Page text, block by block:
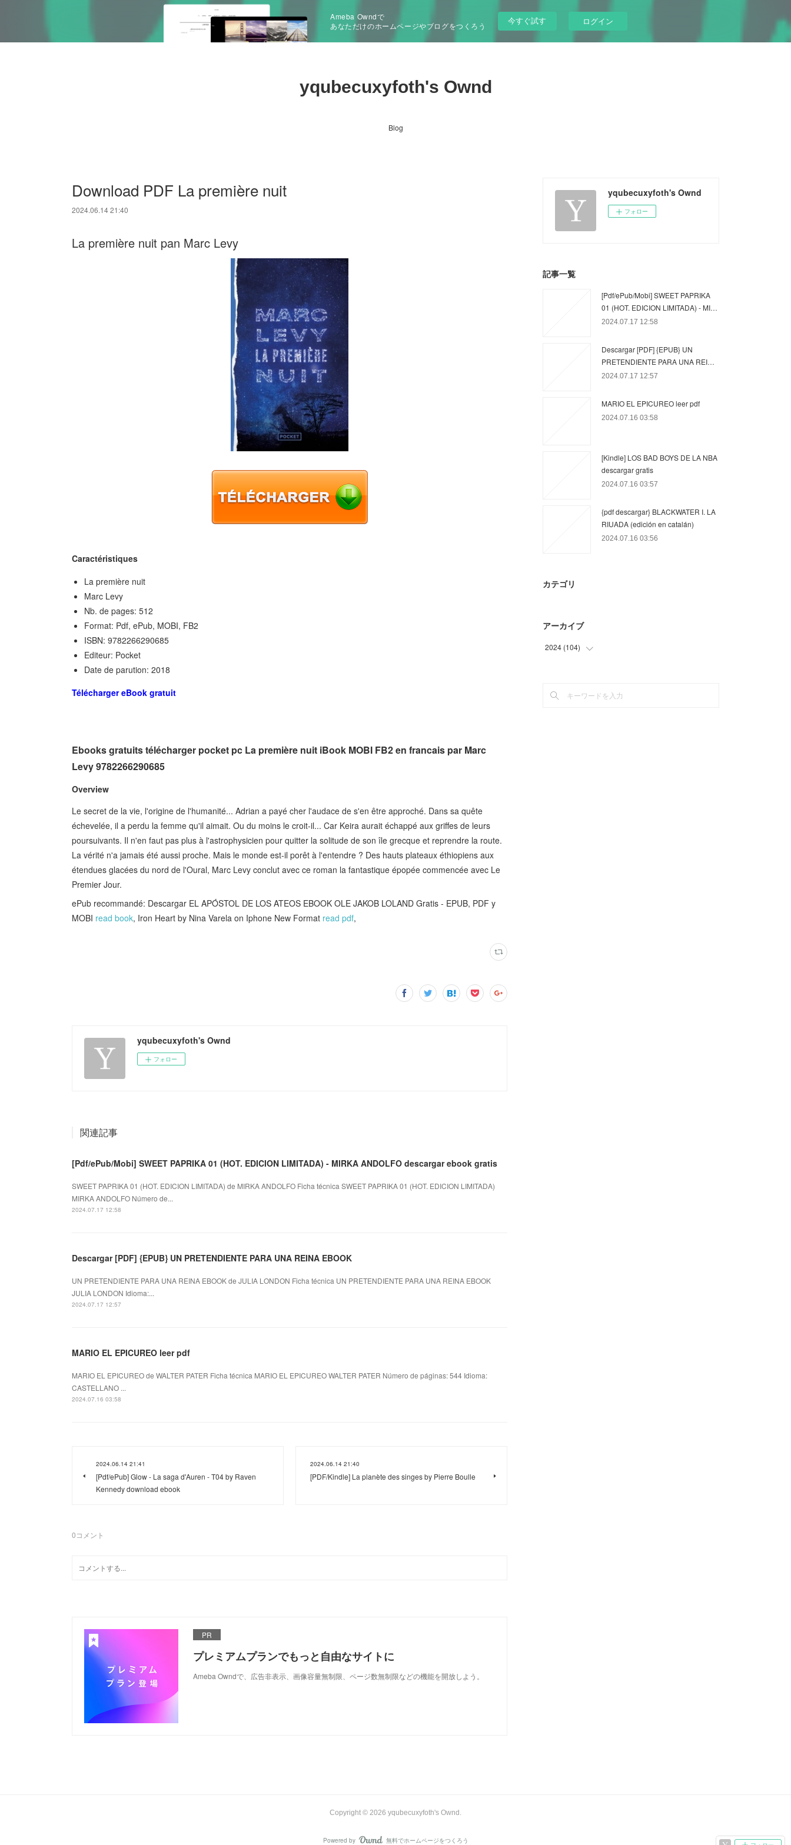
Ameba Owndで
あなただけのホームページやブログをつくろう
今すぐ試す ログイン
yqubecuxyfoth's Ownd
Blog
Download PDF La première nuit
2024.06.14 21:40
La première nuit pan Marc Levy
Caractéristiques
La première nuit
Marc Levy
Nb. de pages: 512
Format: Pdf, ePub, MOBI, FB2
ISBN: 9782266290685
Editeur: Pocket
Date de parution: 2018
Télécharger eBook gratuit
Ebooks gratuits télécharger pocket pc La première nuit iBook MOBI FB2 en francais par Marc
Levy 9782266290685
Overview
Le secret de la vie, l'origine de l'humanité... Adrian a payé cher l'audace de s'en être approché. Dans sa quête
échevelée, il a perdu la femme qu'il aimait. Ou du moins le croit-il... Car Keira aurait échappé aux griffes de leurs
poursuivants. Il n'en faut pas plus à l'astrophysicien pour quitter la solitude de son île grecque et reprendre la route.
La vérité n'a jamais été aussi proche. Mais le monde est-il porêt à l'entendre ? Des hauts plateaux éthiopiens aux
étendues glacées du nord de l'Oural, Marc Levy conclut avec ce roman la fantastique épopée commencée avec Le
Premier Jour.
ePub recommandé: Descargar EL APÓSTOL DE LOS ATEOS EBOOK OLE JAKOB LOLAND Gratis - EPUB, PDF y
MOBI read book, Iron Heart by Nina Varela on Iphone New Format read pdf,
yqubecuxyfoth's Ownd
フォロー
関連記事
[Pdf/ePub/Mobi] SWEET PAPRIKA 01 (HOT. EDICION LIMITADA) - MIRKA ANDOLFO descargar ebook gratis
SWEET PAPRIKA 01 (HOT. EDICION LIMITADA) de MIRKA ANDOLFO Ficha técnica SWEET PAPRIKA 01 (HOT. EDICION LIMITADA)
MIRKA ANDOLFO Número de...
2024.07.17 12:58
Descargar [PDF] {EPUB} UN PRETENDIENTE PARA UNA REINA EBOOK
UN PRETENDIENTE PARA UNA REINA EBOOK de JULIA LONDON Ficha técnica UN PRETENDIENTE PARA UNA REINA EBOOK
JULIA LONDON Idioma:...
2024.07.17 12:57
MARIO EL EPICUREO leer pdf
MARIO EL EPICUREO de WALTER PATER Ficha técnica MARIO EL EPICUREO WALTER PATER Número de páginas: 544 Idioma:
CASTELLANO ...
2024.07.16 03:58
2024.06.14 21:41
[Pdf/ePub] Glow - La saga d'Auren - T04 by Raven
Kennedy download ebook
2024.06.14 21:40
[PDF/Kindle] La planète des singes by Pierre Boulle
0コメント
PR
プレミアムプランでもっと自由なサイトに
Ameba Owndで、広告非表示、画像容量無制限、ページ数無制限などの機能を開放しよう。
yqubecuxyfoth's Ownd
フォロー
記事一覧
[Pdf/ePub/Mobi] SWEET PAPRIKA
01 (HOT. EDICION LIMITADA) - MI…
2024.07.17 12:58
Descargar [PDF] {EPUB} UN
PRETENDIENTE PARA UNA REI…
2024.07.17 12:57
MARIO EL EPICUREO leer pdf
2024.07.16 03:58
[Kindle] LOS BAD BOYS DE LA NBA
descargar gratis
2024.07.16 03:57
{pdf descargar} BLACKWATER I. LA
RIUADA (edición en catalán)
2024.07.16 03:56
カテゴリ
アーカイブ
2024 (104)
Copyright © 2026 yqubecuxyfoth's Ownd .
Powered by 無料でホームページをつくろう